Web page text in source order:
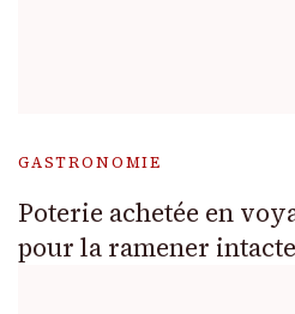
GASTRONOMIE
Poterie achetée en
pour la ramener intacte